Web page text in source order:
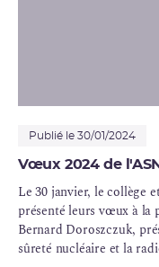
Publié le 30/01/2024
Vœux 2024 de
Le 30 janvier, le collège
présenté leurs vœux à la
Bernard Doroszczuk,
sûreté nucléaire et la